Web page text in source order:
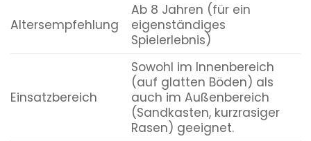
Altersempfehlung
Ab 8 Jahren (für ein
eigenständiges
Spielerlebnis)
Einsatzbereich
Sowohl im Innenbereich
(auf glatten Böden) als
auch im Außenbereich
(Sandkasten, kurzrasiger
Rasen) geeignet.